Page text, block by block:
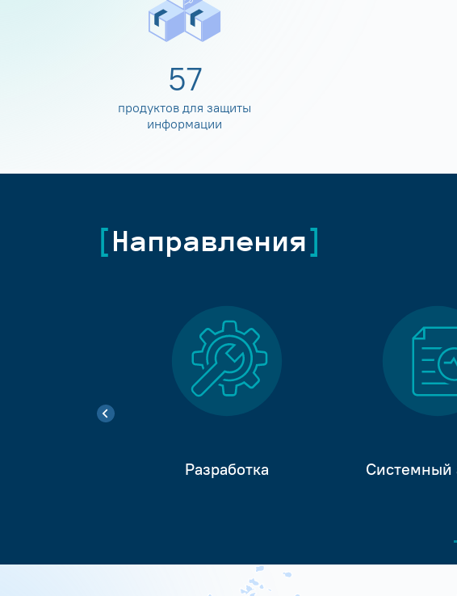
60
продуктов для защиты
информации
Направления
Разработка Системный